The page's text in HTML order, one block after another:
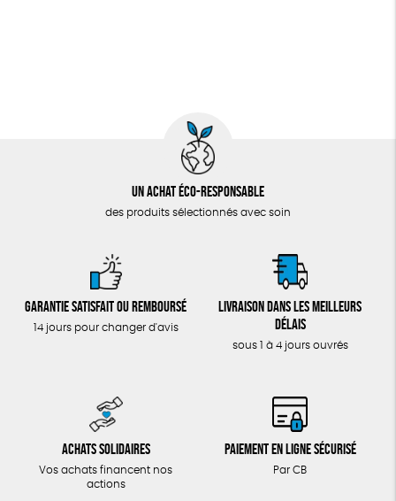
Un achat éco-responsable
des produits sélectionnés avec soin
Garantie satisfait ou remboursé
14 jours pour changer d'avis
Livraison dans les meilleurs
délais
sous 1 à 4 jours ouvrés
Achats solidaires
Vos achats financent nos
actions
Paiement en ligne sécurisé
Par CB